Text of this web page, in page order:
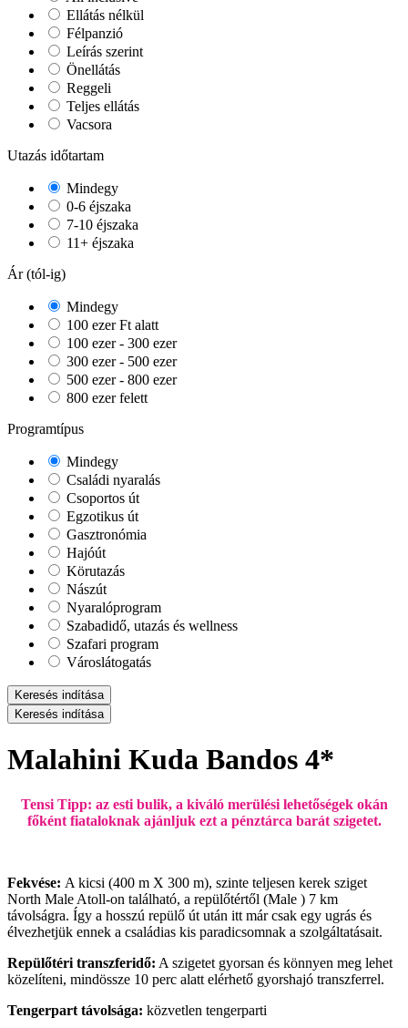
Ellátás nélkül
Félpanzió
Leírás szerint
Önellátás
Reggeli
Teljes ellátás
Vacsora
Utazás időtartam
Mindegy
0-6 éjszaka
7-10 éjszaka
11+ éjszaka
Ár (tól-ig)
Mindegy
100 ezer Ft alatt
100 ezer - 300 ezer
300 ezer - 500 ezer
500 ezer - 800 ezer
800 ezer felett
Programtípus
Mindegy
Családi nyaralás
Csoportos út
Egzotikus út
Gasztronómia
Hajóút
Körutazás
Nászút
Nyaralóprogram
Szabadidő, utazás és wellness
Szafari program
Városlátogatás
Keresés indítása
Keresés indítása
Malahini Kuda Bandos 4*
Tensi Tipp: az esti bulik, a kiváló merülési lehetőségek okán
főként fiataloknak ajánljuk ezt a pénztárca barát szigetet.
Fekvése: A kicsi (400 m X 300 m), szinte teljesen kerek sziget
North Male Atoll-on található, a repülőtértől (Male ) 7 km
távolságra. Így a hosszú repülő út után itt már csak egy ugrás és
élvezhetjük ennek a családias kis paradicsomnak a szolgáltatásait.
Repülőtéri transzferidő: A szigetet gyorsan és könnyen meg lehet
közelíteni, mindössze 10 perc alatt elérhető gyorshajó transzferrel.
Tengerpart távolsága: közvetlen tengerparti